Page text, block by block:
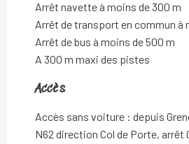
Arrêt navette à moins de 300 m
Arrêt de transport en commun à
Arrêt de bus à moins de 500 m
A 300 m maxi des pistes
Accès
Accès
Accès sans voiture : depuis
N62 direction Col de Porte, arrêt